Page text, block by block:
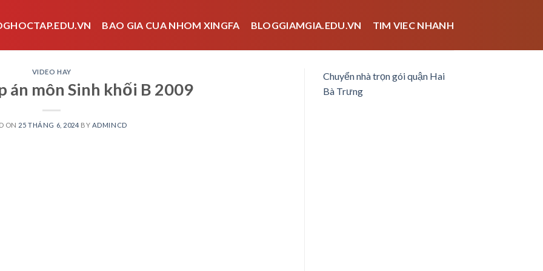
BAO GIA CUA NHOM XINGFA BLOGGIAMGIA.EDU.VN TIM VIEC NHANH
VIDEO HAY
án môn Sinh khối B 2009
ON 25 THÁNG 6, 2024 BY ADMINCD
Chuyển nhà trọn gói quận Hai
Bà Trưng